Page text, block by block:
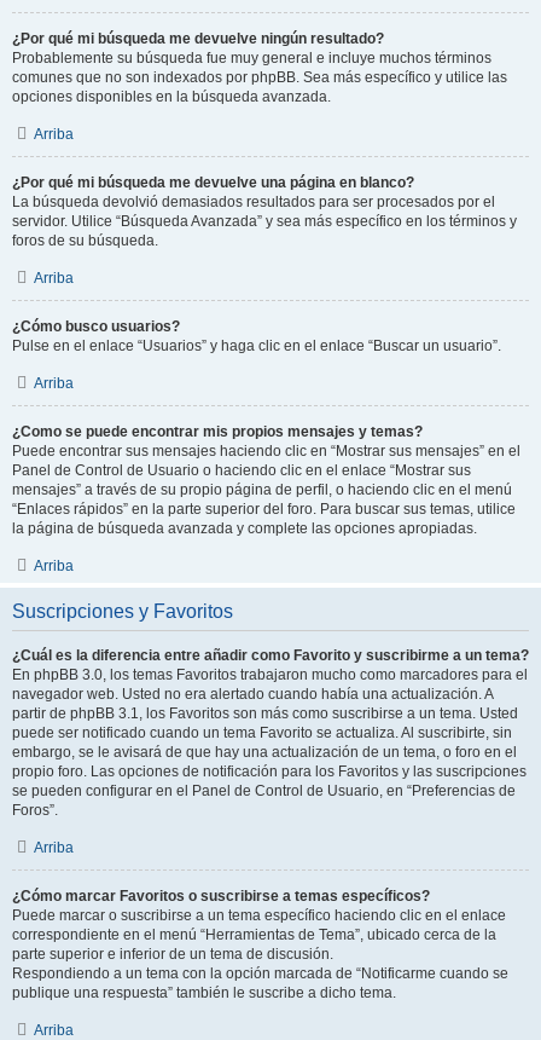
¿Por qué mi búsqueda me devuelve ningún resultado?
Probablemente su búsqueda fue muy general e incluye muchos términos
comunes que no son indexados por phpBB. Sea más específico y utilice las
opciones disponibles en la búsqueda avanzada.
Arriba
¿Por qué mi búsqueda me devuelve una página en blanco?
La búsqueda devolvió demasiados resultados para ser procesados por el
servidor. Utilice “Búsqueda Avanzada” y sea más específico en los términos y
foros de su búsqueda.
Arriba
¿Cómo busco usuarios?
Pulse en el enlace “Usuarios” y haga clic en el enlace “Buscar un usuario”.
Arriba
¿Como se puede encontrar mis propios mensajes y temas?
Puede encontrar sus mensajes haciendo clic en “Mostrar sus mensajes” en el
Panel de Control de Usuario o haciendo clic en el enlace “Mostrar sus
mensajes” a través de su propio página de perfil, o haciendo clic en el menú
“Enlaces rápidos” en la parte superior del foro. Para buscar sus temas, utilice
la página de búsqueda avanzada y complete las opciones apropiadas.
Arriba
Suscripciones y Favoritos
¿Cuál es la diferencia entre añadir como Favorito y suscribirme a un tema?
En phpBB 3.0, los temas Favoritos trabajaron mucho como marcadores para el
navegador web. Usted no era alertado cuando había una actualización. A
partir de phpBB 3.1, los Favoritos son más como suscribirse a un tema. Usted
puede ser notificado cuando un tema Favorito se actualiza. Al suscribirte, sin
embargo, se le avisará de que hay una actualización de un tema, o foro en el
propio foro. Las opciones de notificación para los Favoritos y las suscripciones
se pueden configurar en el Panel de Control de Usuario, en “Preferencias de
Foros”.
Arriba
¿Cómo marcar Favoritos o suscribirse a temas específicos?
Puede marcar o suscribirse a un tema específico haciendo clic en el enlace
correspondiente en el menú “Herramientas de Tema”, ubicado cerca de la
parte superior e inferior de un tema de discusión.
Respondiendo a un tema con la opción marcada de “Notificarme cuando se
publique una respuesta” también le suscribe a dicho tema.
Arriba